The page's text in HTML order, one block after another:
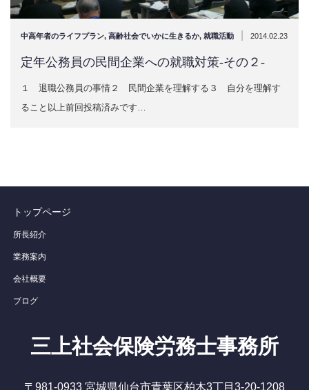
中高年者のライフプラン, 高齢社会でいかに生きるか, 就職活動 2014.02.23
定年公務員の民間企業への就職対策-その２-
１ 退職公務員の事情２ 民間企業を理解する３ 自分を理解す
ること以上前回投稿済みです…
トップページ
所長紹介
業務案内
会社概要
ブログ
三上社会保険労務士事務所
〒981-0933 宮城県仙台市青葉区柏木3丁目3-20-1208